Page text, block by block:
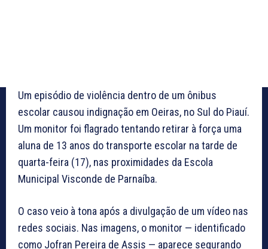
Um episódio de violência dentro de um ônibus
escolar causou indignação em Oeiras, no Sul do Piauí.
Um monitor foi flagrado tentando retirar à força uma
aluna de 13 anos do transporte escolar na tarde de
quarta-feira (17), nas proximidades da Escola
Municipal Visconde de Parnaíba.
O caso veio à tona após a divulgação de um vídeo nas
redes sociais. Nas imagens, o monitor — identificado
como Jofran Pereira de Assis — aparece segurando